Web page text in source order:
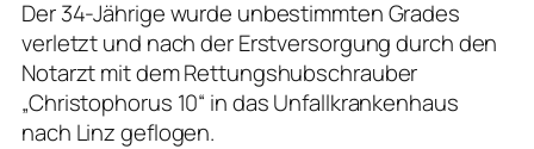
Der 34-Jährige wurde unbestimmten Grades
verletzt und nach der Erstversorgung durch den
Notarzt mit dem Rettungshubschrauber
„Christophorus 10“ in das Unfallkrankenhaus
nach Linz geflogen.